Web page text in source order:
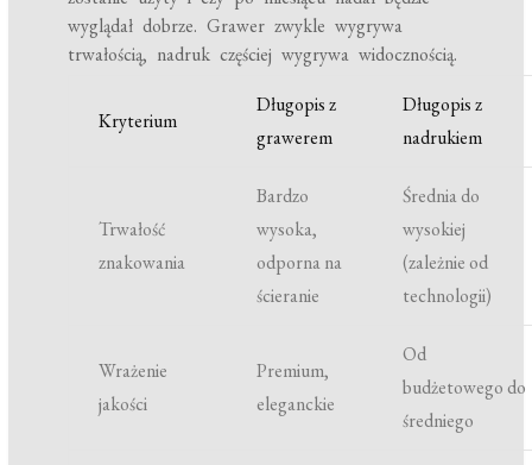
wyglądał dobrze. Grawer zwykle wygrywa
trwałością, nadruk częściej wygrywa widocznością.
Kryterium
Długopis z
grawerem
Długopis z
nadrukiem
Trwałość
znakowania
Bardzo
wysoka,
odporna na
ścieranie
Średnia do
wysokiej
(zależnie od
technologii)
Wrażenie
jakości
Premium,
eleganckie
Od
budżetowego do
średniego